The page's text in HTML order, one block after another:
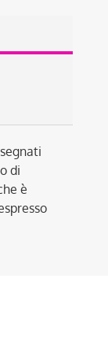
di
è